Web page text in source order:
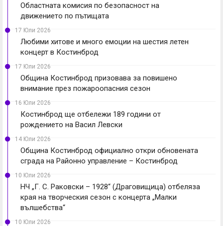
Областната комисия по безопасност на
движението по пътищата
17 Юли 2026
Любими хитове и много емоции на шестия летен
концерт в Костинброд
17 Юли 2026
Община Костинброд призовава за повишено
внимание през пожароопасния сезон
16 Юли 2026
Костинброд ще отбележи 189 години от
рождението на Васил Левски
14 Юли 2026
Община Костинброд официално откри обновената
сграда на Районно управление – Костинброд
10 Юли 2026
НЧ „Г. С. Раковски – 1928“ (Драговищица) отбеляза
края на творческия сезон с концерта „Малки
вълшебства“
10 Юли 2026